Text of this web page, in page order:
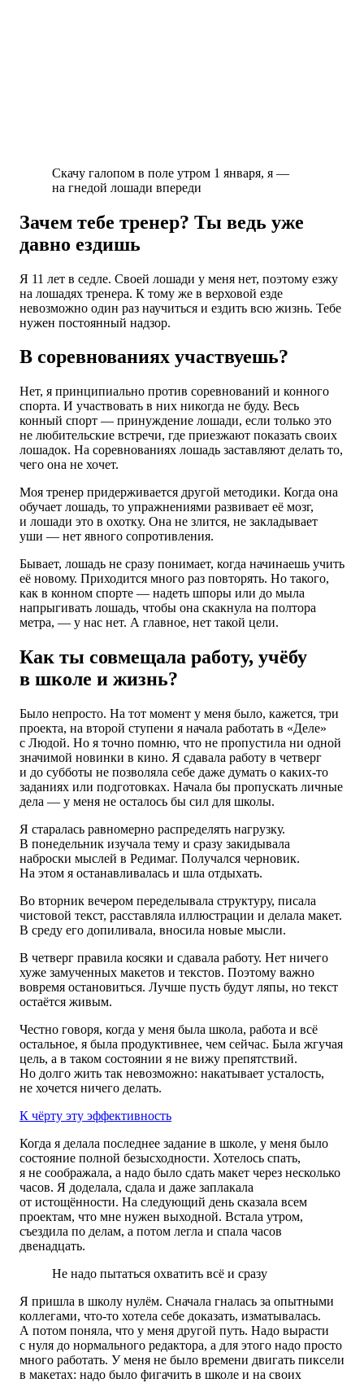
Скачу галопом в поле утром 1 января, я —
на гнедой лошади впереди
Зачем тебе тренер? Ты ведь уже
давно ездишь
Я 11 лет в седле. Своей лошади у меня нет, поэтому езжу
на лошадях тренера. К тому же в верховой езде
невозможно один раз научиться и ездить всю жизнь. Тебе
нужен постоянный надзор.
В соревнованиях участвуешь?
Нет, я принципиально против соревнований и конного
спорта. И участвовать в них никогда не буду. Весь
конный спорт — принуждение лошади, если только это
не любительские встречи, где приезжают показать своих
лошадок. На соревнованиях лошадь заставляют делать то,
чего она не хочет.
Моя тренер придерживается другой методики. Когда она
обучает лошадь, то упражнениями развивает её мозг,
и лошади это в охотку. Она не злится, не закладывает
уши — нет явного сопротивления.
Бывает, лошадь не сразу понимает, когда начинаешь учить
её новому. Приходится много раз повторять. Но такого,
как в конном спорте — надеть шпоры или до мыла
напрыгивать лошадь, чтобы она скакнула на полтора
метра, — у нас нет. А главное, нет такой цели.
Как ты совмещала работу, учёбу
в школе и жизнь?
Было непросто. На тот момент у меня было, кажется, три
проекта, на второй ступени я начала работать в «Деле»
с Людой. Но я точно помню, что не пропустила ни одной
значимой новинки в кино. Я сдавала работу в четверг
и до субботы не позволяла себе даже думать о каких-то
заданиях или подготовках. Начала бы пропускать личные
дела — у меня не осталось бы сил для школы.
Я старалась равномерно распределять нагрузку.
В понедельник изучала тему и сразу закидывала
наброски мыслей в Редимаг. Получался черновик.
На этом я останавливалась и шла отдыхать.
Во вторник вечером переделывала структуру, писала
чистовой текст, расставляла иллюстрации и делала макет.
В среду его допиливала, вносила новые мысли.
В четверг правила косяки и сдавала работу. Нет ничего
хуже замученных макетов и текстов. Поэтому важно
вовремя остановиться. Лучше пусть будут ляпы, но текст
остаётся живым.
Честно говоря, когда у меня была школа, работа и всё
остальное, я была продуктивнее, чем сейчас. Была жгучая
цель, а в таком состоянии я не вижу препятствий.
Но долго жить так невозможно: накатывает усталость,
не хочется ничего делать.
К чёрту эту эффективность
Когда я делала последнее задание в школе, у меня было
состояние полной безысходности. Хотелось спать,
я не соображала, а надо было сдать макет через несколько
часов. Я доделала, сдала и даже заплакала
от истощённости. На следующий день сказала всем
проектам, что мне нужен выходной. Встала утром,
съездила по делам, а потом легла и спала часов
двенадцать.
Не надо пытаться охватить всё и сразу
Я пришла в школу нулём. Сначала гналась за опытными
коллегами, что-то хотела себе доказать, изматывалась.
А потом поняла, что у меня другой путь. Надо вырасти
с нуля до нормального редактора, а для этого надо просто
много работать. У меня не было времени двигать пиксели
в макетах: надо было фигачить в школе и на своих